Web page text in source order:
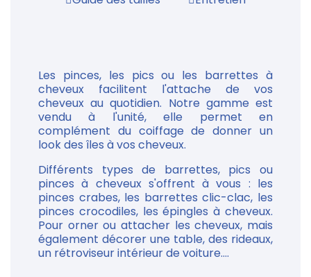
Les pinces, les pics ou les barrettes à
cheveux facilitent l'attache de vos
cheveux au quotidien. Notre gamme est
vendu à l'unité, elle permet en
complément du coiffage de donner un
look des îles à vos cheveux.
Différents types de barrettes, pics ou
pinces à cheveux s'offrent à vous : les
pinces crabes, les barrettes clic-clac, les
pinces crocodiles, les épingles à cheveux.
Pour orner ou attacher les cheveux, mais
également décorer une table, des rideaux,
un rétroviseur intérieur de voiture....